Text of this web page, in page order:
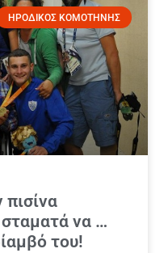
ΗΡΟΔΙΚΟΣ ΚΟΜΟΤΗΝΗΣ
να …
του!